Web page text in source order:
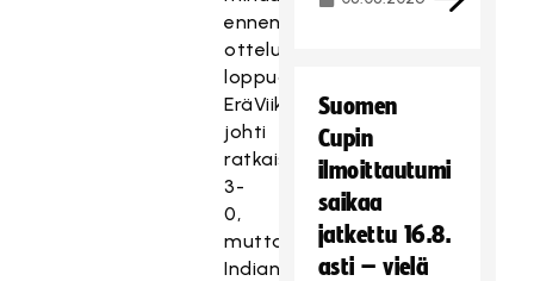
ennen
ottelun
loppua
EräViikingit
johti
ratkaisuottelua
3-
0,
mutta
Indians
Suomen
Cupin
ilmoittautumi
saikaa
jatkettu 16.8.
asti – vielä